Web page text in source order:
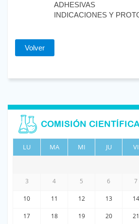
ADHESIVAS
INDICACIONES Y
Volver
COMISIÓN